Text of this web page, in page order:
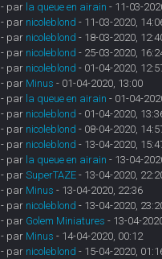
- par la queue en airain - 11-03-
- par nicoleblond - 11-03-2020,
- par nicoleblond - 18-03-2020,
- par nicoleblond - 25-03-2020,
- par nicoleblond - 01-04-2020,
- par Minus - 01-04-2020, 13:00
- par la queue en airain - 01-04-
- par nicoleblond - 01-04-2020,
- par nicoleblond - 08-04-2020,
- par nicoleblond - 13-04-2020,
- par la queue en airain - 13-04-
- parSuperTAZE - 13-04-2020,
- par Minus - 13-04-2020, 22:36
- par nicoleblond - 13-04-2020,
- par Golem Miniatures - 13-04-
- par Minus - 14-04-2020, 00:12
- par nicoleblond - 15-04-2020,